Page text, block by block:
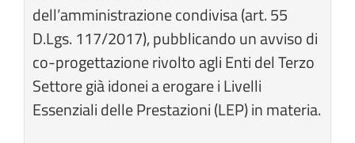
dell’amministrazione condivisa (art. 55
D.Lgs. 117/2017), pubblicando un avviso di
co-progettazione rivolto agli Enti del Terzo
Settore già idonei a erogare i Livelli
Essenziali delle Prestazioni (LEP) in materia.